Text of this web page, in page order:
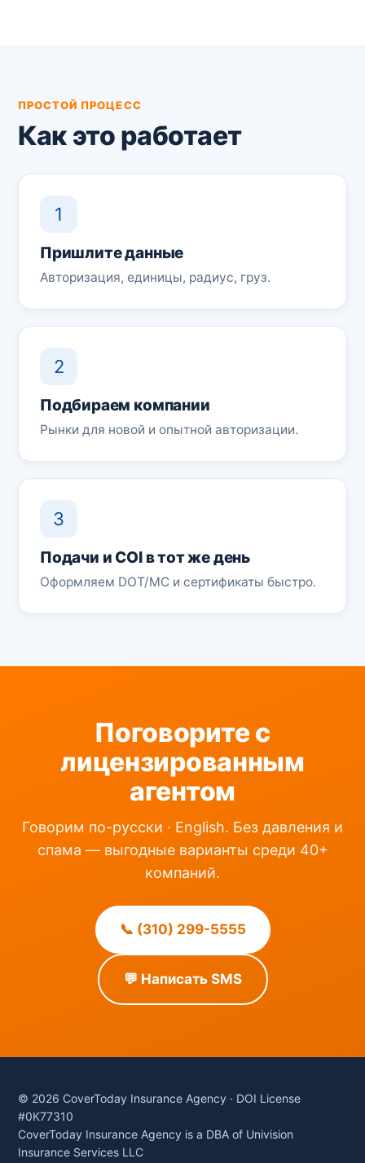
ПРОСТОЙ ПРОЦЕСС
Как это работает
1
Пришлите данные
Авторизация, единицы, радиус, груз.
2
Подбираем компании
Рынки для новой и опытной авторизации.
3
Подачи и COI в тот же день
Оформляем DOT/MC и сертификаты быстро.
Поговорите с
лицензированным
агентом
Говорим по-русски · English. Без давления и
спама — выгодные варианты среди 40+
компаний.
📞 (310) 299-5555
💬 Написать SMS
© 2026 CoverToday Insurance Agency · DOI License
#0K77310
CoverToday Insurance Agency is a DBA of Univision
Insurance Services LLC